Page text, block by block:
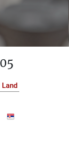
Land